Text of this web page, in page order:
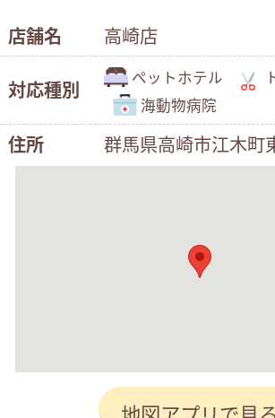
店舗名 高崎店
対応種別 ペットホテル
海動物病院
住所 群馬県高崎市江木町